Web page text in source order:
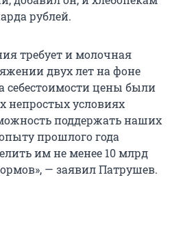
рублей.
требует и молочная
двух лет на фоне
себестоимости цены были
непростых условиях
поддержать наших
прошлого года
им не менее 10 млрд
— заявил Патрушев.